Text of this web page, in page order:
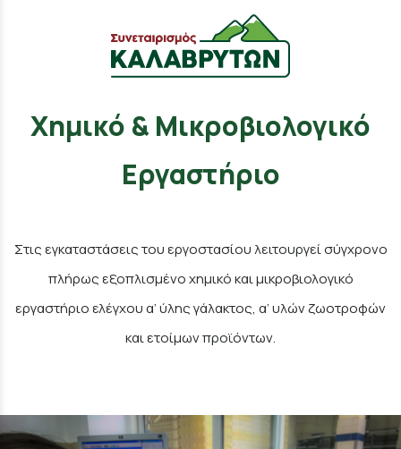
Χημικό & Μικροβιολογικό
Εργαστήριο
Στις εγκαταστάσεις του εργοστασίου λειτουργεί σύγχρονο
πλήρως εξοπλισμένο χημικό και μικροβιολογικό
εργαστήριο ελέγχου α’ ύλης γάλακτος, α’ υλών ζωοτροφών
και ετοίμων προϊόντων.